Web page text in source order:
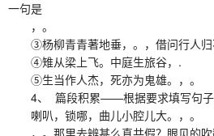
一句是
，。
③杨柳青青著地垂，。，借问行人归
④雉从梁上飞。中庭生旅谷，.
⑤生当作人杰，死亦为鬼雄。，。
4、 篇段积累——根据要求填写句子
喇叭，锁哪，曲儿小腔儿大。，。
，。那里去辨甚么真共假？眼见的吹